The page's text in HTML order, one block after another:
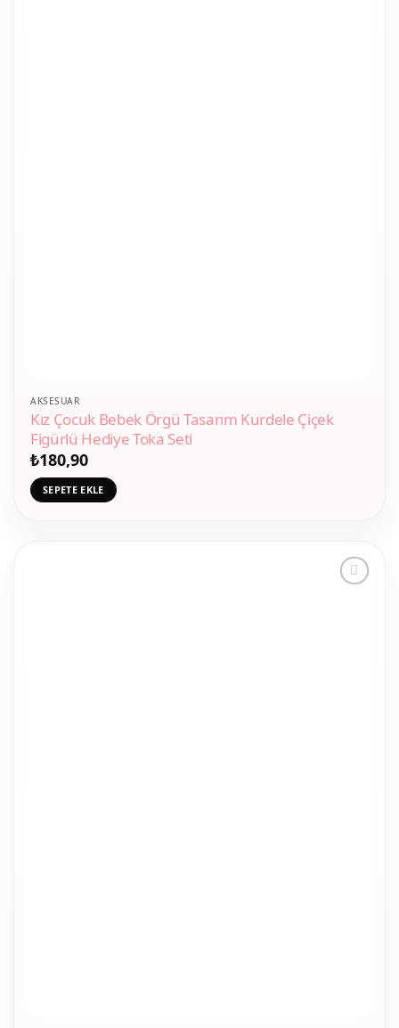
AKSESUAR
Kız Çocuk Bebek Örgü Tasarım Kurdele Çiçek
Figürlü Hediye Toka Seti
₺180,90
SEPETE EKLE